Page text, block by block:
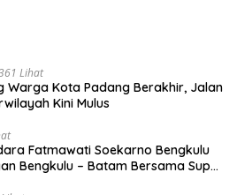
Lihat
Warga Kota Padang Berakhir, Jalan
Kini Mulus
Fatmawati Soekarno Bengkulu
Bengkulu – Batam Bersama Super